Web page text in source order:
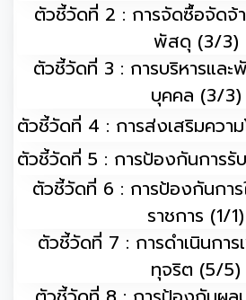
ตัวชี้วัดที่ 2 : การจัดซื้อจัดจ้
พัสดุ (3/3)
ตัวชี้วัดที่ 3 : การบริหารแล
บุคคล (3/3)
ตัวชี้วัดที่ 4 : การส่งเสริมควา
ตัวชี้วัดที่ 5 : การป้องกันการ
ตัวชี้วัดที่ 6 : การป้องกันกา
ราชการ (1/1)
ตัวชี้วัดที่ 7 : การดำเนินกา
ทุจริต (5/5)